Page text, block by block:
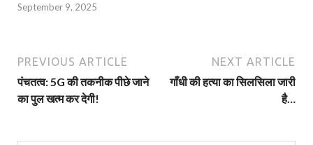
September 9, 2025
PREVIOUS ARTICLE
पंचतत्व: 5G की तकनीक पीछे जाने
का पुल खत्म कर देगी!
NEXT ARTICLE
गाँधी की हत्या का सिलसिला जारी
है…